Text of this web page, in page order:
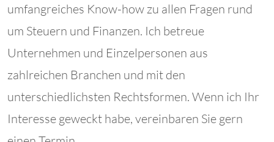
umfangreiches Know-how zu allen Fragen rund
um Steuern und Finanzen. Ich betreue
Unternehmen und Einzelpersonen aus
zahlreichen Branchen und mit den
unterschiedlichsten Rechtsformen. Wenn ich Ihr
Interesse geweckt habe, vereinbaren Sie gern